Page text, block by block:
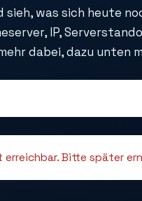
sieh, was sich heute
IP,
dabei, dazu unten
Bitte später